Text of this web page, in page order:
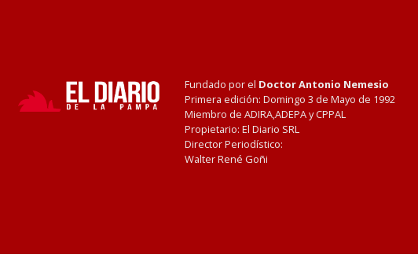
Fundado por el Doctor Antonio Nemesio
Primera edición: Domingo 3 de Mayo de 1992
Miembro de ADIRA,ADEPA y CPPAL
Propietario: El Diario SRL
Director Periodístico:
Walter René Goñi